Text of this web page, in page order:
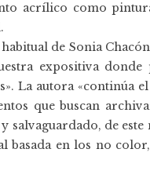
acrílico como
de Sonia
expositiva
La autora «continúa
que buscan
de
basada en los no